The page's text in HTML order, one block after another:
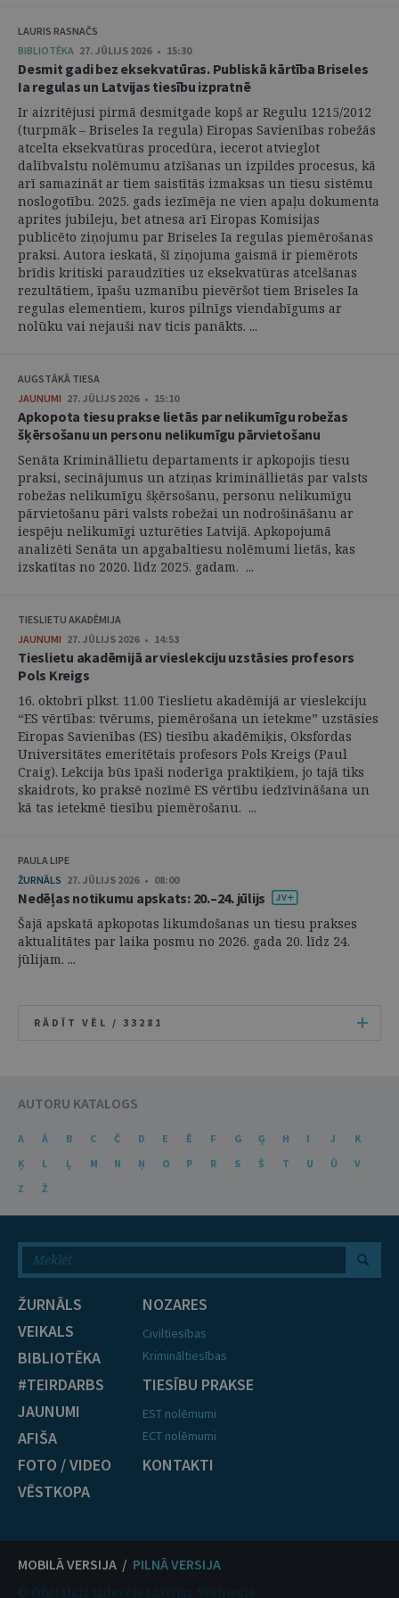
LAURIS RASNAČS
BIBLIOTĒKA 27. JŪLIJS 2026 • 15:30
Desmit gadi bez eksekvatūras. Publiskā kārtība Briseles
Ia regulas un Latvijas tiesību izpratnē
Ir aizritējusi pirmā desmitgade kopš ar Regulu 1215/2012
(turpmāk – Briseles Ia regula) Eiropas Savienības robežās
atcelta eksekvatūras procedūra, iecerot atvieglot
dalībvalstu nolēmumu atzīšanas un izpildes procesus, kā
arī samazināt ar tiem saistītās izmaksas un tiesu sistēmu
noslogotību. 2025. gads iezīmēja ne vien apaļu dokumenta
aprites jubileju, bet atnesa arī Eiropas Komisijas
publicēto ziņojumu par Briseles Ia regulas piemērošanas
praksi. Autora ieskatā, šī ziņojuma gaismā ir piemērots
brīdis kritiski paraudzīties uz eksekvatūras atcelšanas
rezultātiem, īpašu uzmanību pievēršot tiem Briseles Ia
regulas elementiem, kuros pilnīgs viendabīgums ar
nolūku vai nejauši nav ticis panākts. ...
AUGSTĀKĀ TIESA
JAUNUMI 27. JŪLIJS 2026 • 15:10
Apkopota tiesu prakse lietās par nelikumīgu robežas
šķērsošanu un personu nelikumīgu pārvietošanu
Senāta Krimināllietu departaments ir apkopojis tiesu
praksi, secinājumus un atziņas krimināllietās par valsts
robežas nelikumīgu šķērsošanu, personu nelikumīgu
pārvietošanu pāri valsts robežai un nodrošināšanu ar
iespēju nelikumīgi uzturēties Latvijā. Apkopojumā
analizēti Senāta un apgabaltiesu nolēmumi lietās, kas
izskatītas no 2020. līdz 2025. gadam. ...
TIESLIETU AKADĒMIJA
JAUNUMI 27. JŪLIJS 2026 • 14:53
Tieslietu akadēmijā ar vieslekciju uzstāsies profesors
Pols Kreigs
16. oktobrī plkst. 11.00 Tieslietu akadēmijā ar vieslekciju
“ES vērtības: tvērums, piemērošana un ietekme” uzstāsies
Eiropas Savienības (ES) tiesību akadēmiķis, Oksfordas
Universitātes emeritētais profesors Pols Kreigs (Paul
Craig). Lekcija būs īpaši noderīga praktiķiem, jo tajā tiks
skaidrots, ko praksē nozīmē ES vērtību iedzīvināšana un
kā tas ietekmē tiesību piemērošanu. ...
PAULA LIPE
ŽURNĀLS 27. JŪLIJS 2026 • 08:00
Nedēļas notikumu apskats: 20.–24. jūlijs
Šajā apskatā apkopotas likumdošanas un tiesu prakses
aktualitātes par laika posmu no 2026. gada 20. līdz 24.
jūlijam. ...
RĀDĪT VĒL / 33281
AUTORU KATALOGS
A Ā B C Č D E Ē F G Ģ H I J
K
Ķ
L Ļ M N Ņ O P R S Š T U Ū
V
Z
Ž
ŽURNĀLS
VEIKALS
BIBLIOTĒKA
#TEIRDARBS
JAUNUMI
AFIŠA
FOTO / VIDEO
VĒSTKOPA
NOZARES
Civiltiesības
Krimināltiesības
TIESĪBU PRAKSE
EST nolēmumi
ECT nolēmumi
KONTAKTI
MOBILĀ VERSIJA / PILNĀ VERSIJA
© Oficiālais izdevējs Latvijas Vēstnesis